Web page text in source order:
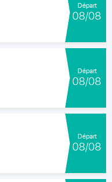
Départ
08/08
Départ
08/08
Départ
08/08